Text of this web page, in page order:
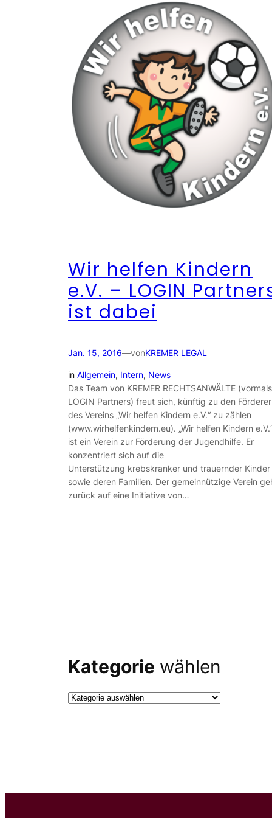
Wir helfen Kindern
e.V. – LOGIN
ist dabei
Jan. 15, 2016—vonKREMER LEGAL
in Allgemein, Intern, News
Das Team von KREMER RECHTSANWÄLTE (vormals
LOGIN Partners) freut sich, künftig zu den
des Vereins „Wir helfen Kindern e.V.“ zu zählen
(www.wirhelfenkindern.eu). „Wir helfen Kindern
ist ein Verein zur Förderung der Jugendhilfe. Er
konzentriert sich auf die
Unterstützung krebskranker und trauernder Kinder
sowie deren Familien. Der gemeinnützige Verein
zurück auf eine Initiative von…
Kategorie wählen